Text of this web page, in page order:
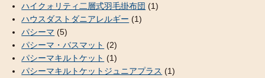
ハイクォリティ二層式羽毛掛布団 (1)
ハウスダストダニアレルギー (1)
パシーマ (5)
パシーマ・バスマット (2)
パシーマキルトケット (1)
パシーマキルトケットジュニアプラス (1)